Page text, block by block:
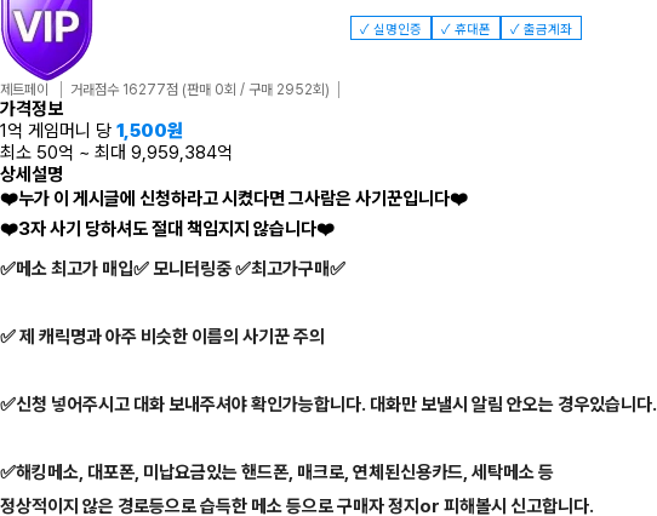
제트페이 거래점수 16277점 (판매 0회 / 구매 2952회)
✓ 실명인증 ✓ 휴대폰 ✓ 출금계좌
가격정보
1억 게임머니 당 1,500원
최소 50억 ~ 최대 9,959,384억
상세설명
❤️누가 이 게시글에 신청하라고 시켰다면 그사람은 사기꾼입니다❤️
❤️3자 사기 당하셔도 절대 책임지지 않습니다❤️
✅메소 최고가 매입✅ 모니터링중 ✅최고가구매✅
✅ 제 캐릭명과 아주 비슷한 이름의 사기꾼 주의
✅신청 넣어주시고 대화 보내주셔야 확인가능합니다. 대화만 보낼시 알림 안오는 경우있습니다.
✅해킹메소, 대포폰, 미납요금있는 핸드폰, 매크로, 연체된신용카드, 세탁메소 등
정상적이지 않은 경로등으로 습득한 메소 등으로 구매자 정지or 피해볼시 신고합니다.